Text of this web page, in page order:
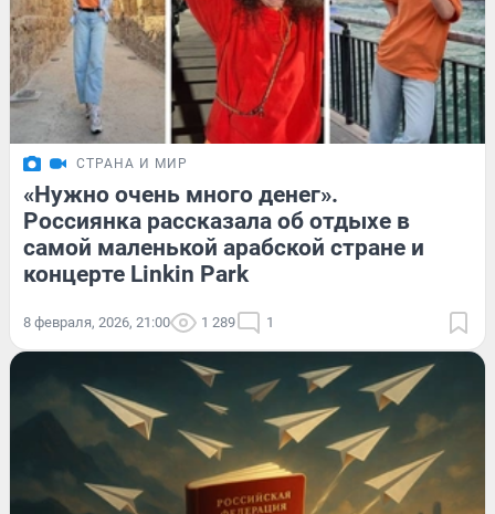
СТРАНА И МИР
«Нужно очень много денег».
Россиянка рассказала об отдыхе в
самой маленькой арабской стране и
концерте Linkin Park
8 февраля, 2026, 21:00 1 289 1